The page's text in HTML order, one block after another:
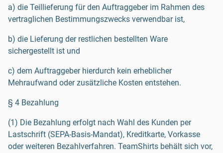
a) die Teillieferung für den Auftraggeber im Rahmen des
vertraglichen Bestimmungszwecks verwendbar ist,
b) die Lieferung der restlichen bestellten Ware
sichergestellt ist und
c) dem Auftraggeber hierdurch kein erheblicher
Mehraufwand oder zusätzliche Kosten entstehen.
§ 4 Bezahlung
(1) Die Bezahlung erfolgt nach Wahl des Kunden per
Lastschrift (SEPA-Basis-Mandat), Kreditkarte, Vorkasse
oder weiteren Bezahlverfahren. TeamShirts behält sich vor,